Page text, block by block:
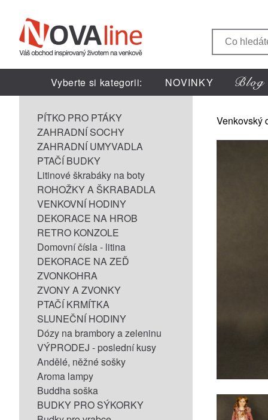
Vyberte si kategorii: NOVINKY
PÍTKO PRO PTÁKY
ZAHRADNÍ SOCHY
ZAHRADNÍ UMYVADLA
PTAČÍ BUDKY
Litinové škrabáky na boty
ROHOŽKY A ŠKRABADLA
VENKOVNÍ HODINY
DEKORACE NA HROB
RETRO KONZOLE
Domovní čísla - litina
DEKORACE NA ZEĎ
ZVONKOHRA
ZVONY A ZVONKY
PTAČÍ KRMÍTKA
SLUNEČNÍ HODINY
Dózy na brambory a zeleninu
VÝPRODEJ - poslední kusy
Andělé, něžné sošky
Aroma lampy
Buddha soška
BUDKY PRO SÝKORKY
Venkovský